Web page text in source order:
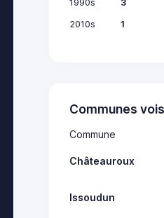
2010s
1
Communes
Commune
Châteauroux
Issoudun